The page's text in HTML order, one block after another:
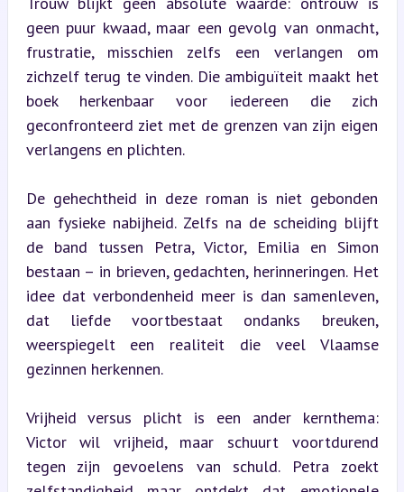
geen puur kwaad, maar een gevolg van onmacht,
frustratie, misschien zelfs een verlangen om
zichzelf terug te vinden. Die ambiguïteit maakt het
boek herkenbaar voor iedereen die zich
geconfronteerd ziet met de grenzen van zijn eigen
verlangens en plichten.
De gehechtheid in deze roman is niet gebonden
aan fysieke nabijheid. Zelfs na de scheiding blijft
de band tussen Petra, Victor, Emilia en Simon
bestaan – in brieven, gedachten, herinneringen. Het
idee dat verbondenheid meer is dan samenleven,
dat liefde voortbestaat ondanks breuken,
weerspiegelt een realiteit die veel Vlaamse
gezinnen herkennen.
Vrijheid versus plicht is een ander kernthema:
Victor wil vrijheid, maar schuurt voortdurend
tegen zijn gevoelens van schuld. Petra zoekt